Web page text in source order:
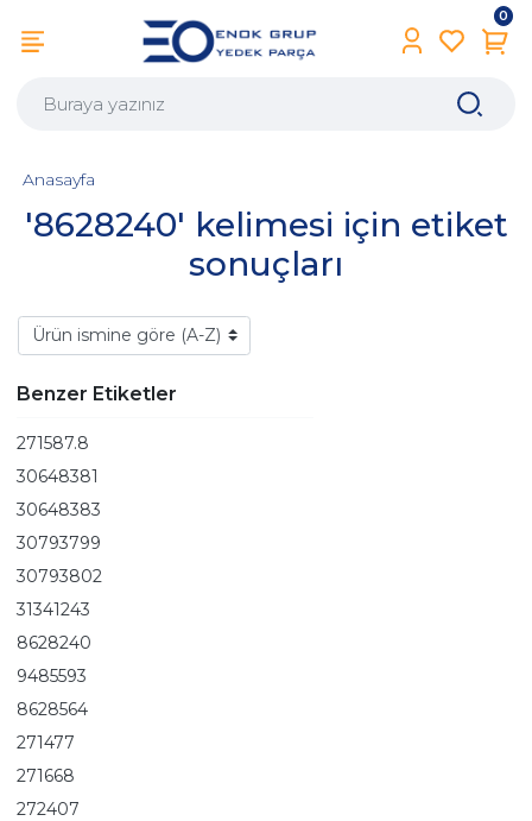
0
'8628240' kelimesi için etiket
sonuçları
Anasayfa
Benzer Etiketler
271587.8
30648381
30648383
30793799
30793802
31341243
8628240
9485593
8628564
271477
271668
272407